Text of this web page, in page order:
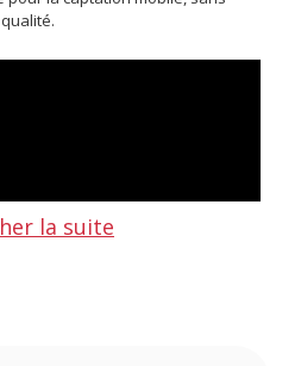
la suite